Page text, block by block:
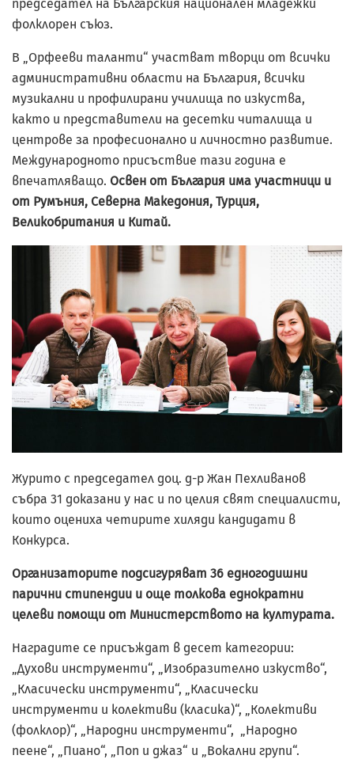
председател на Българския национален младежки
фолклорен съюз.
В „Орфееви таланти“ участват творци от всички
административни области на България, всички
музикални и профилирани училища по изкуства,
както и предс­тавители на десетки читалища и
центрове за професионално и личностно развитие.
Международното присъствие тази година е
впечатляващо. Освен от България има участници и
от Румъния, Северна Македония, Турция,
Великобритания и Китай.
Журито с председател доц. д-р Жан Пехливанов
събра 31 доказани у нас и по целия свят специалисти,
които оцениха четирите хиляди кандидати в
Конкурса.
Организаторите подсигуряват 36 едногодишни
парични стипендии и още толкова еднократни
целеви помощи от Министерството на културата.
Наградите се присъждат в десет категории:
„Духови инст­рументи“, „Изобразително изкуст­во“,
„Класически инструменти“, „Класически
инструменти и колективи (класика)“, „Колективи
(фолклор)“, „Народни инструменти“, „Народно
пеене“, „Пиано“, „Поп и джаз“ и „Вокални групи“.